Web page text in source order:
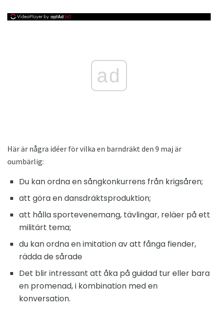
ad
Här är några idéer för vilka en barndräkt den 9 maj är
oumbärlig:
Du kan ordna en sångkonkurrens från krigsåren;
att göra en dansdräktsproduktion;
att hålla sportevenemang, tävlingar, reläer på ett
militärt tema;
du kan ordna en imitation av att fånga fiender,
rädda de sårade
Det blir intressant att åka på guidad tur eller bara
en promenad, i kombination med en
konversation.